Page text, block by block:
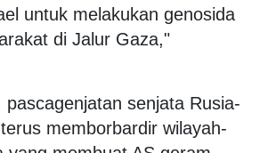
untuk melakukan genosida
di Jalur Gaza,"
pascagenjatan senjata Rusia-
memborbardir wilayah-